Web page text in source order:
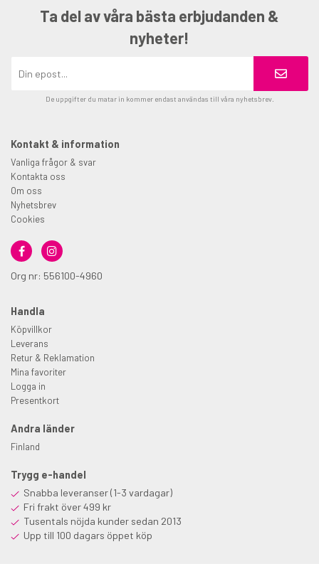
Ta del av våra bästa erbjudanden &
nyheter!
De uppgifter du matar in kommer endast användas till våra nyhetsbrev.
Kontakt & information
Vanliga frågor & svar
Kontakta oss
Om oss
Nyhetsbrev
Cookies
Org nr: 556100-4960
Handla
Köpvillkor
Leverans
Retur & Reklamation
Mina favoriter
Logga in
Presentkort
Andra länder
Finland
Trygg e-handel
Snabba leveranser (1-3 vardagar)
Fri frakt över 499 kr
Tusentals nöjda kunder sedan 2013
Upp till 100 dagars öppet köp